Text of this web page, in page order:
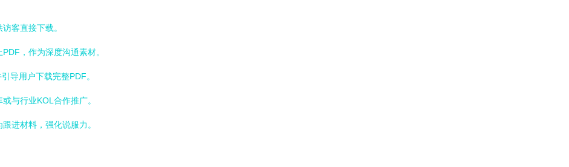
客直接下载。
，作为深度沟通素材。
导用户下载完整PDF。
与行业KOL合作推广。
进材料，强化说服力。